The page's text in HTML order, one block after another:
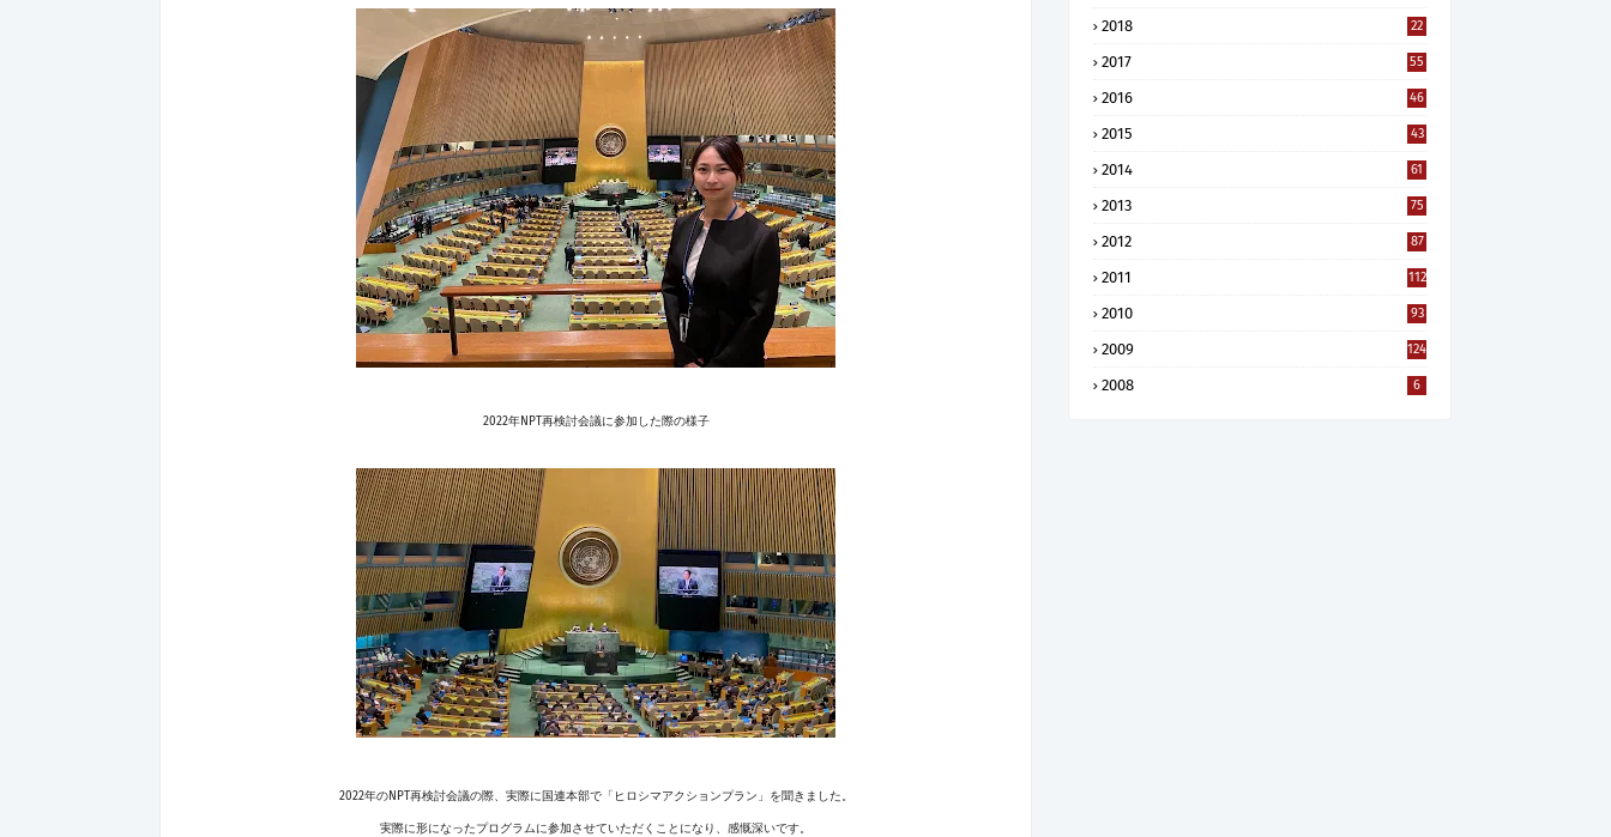
2022年NPT再検討会議に参加した際の様子
2022年のNPT再検討会議の際、実際に国連本部で「ヒロシマアクションプラン」を聞きました。
実際に形になったプログラムに参加させていただくことになり、感慨深いです。
2018 22
2017 55
2016 46
2015 43
2014 61
2013 75
2012 87
2011 112
2010 93
2009 124
2008 6